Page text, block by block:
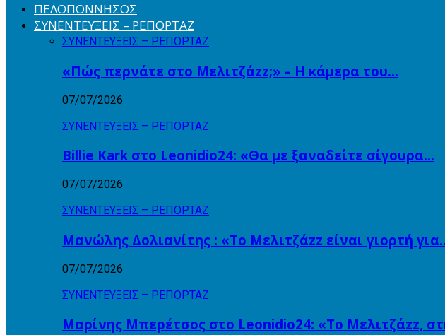
ΠΕΛΟΠΟΝΝΗΣΟΣ
ΣΥΝΕΝΤΕΥΞΕΙΣ – ΡΕΠΟΡΤΑΖ
ΣΥΝΕΝΤΕΥΞΕΙΣ – ΡΕΠΟΡΤΑΖ
«Πώς περνάτε στο Μελιτζάzz;» – Η κάμερα του…
07/07/2026
ΣΥΝΕΝΤΕΥΞΕΙΣ – ΡΕΠΟΡΤΑΖ
Billie Kark στο Leonidio24: «Θα με ξαναδείτε σίγουρα…
07/07/2026
ΣΥΝΕΝΤΕΥΞΕΙΣ – ΡΕΠΟΡΤΑΖ
Μανώλης Δολιανίτης : «Το Μελιτζάzz είναι γιορτή
07/07/2026
ΣΥΝΕΝΤΕΥΞΕΙΣ – ΡΕΠΟΡΤΑΖ
Μαρίνης Μπερέτσος στο Leonidio24: «Το Μελιτζάzz,